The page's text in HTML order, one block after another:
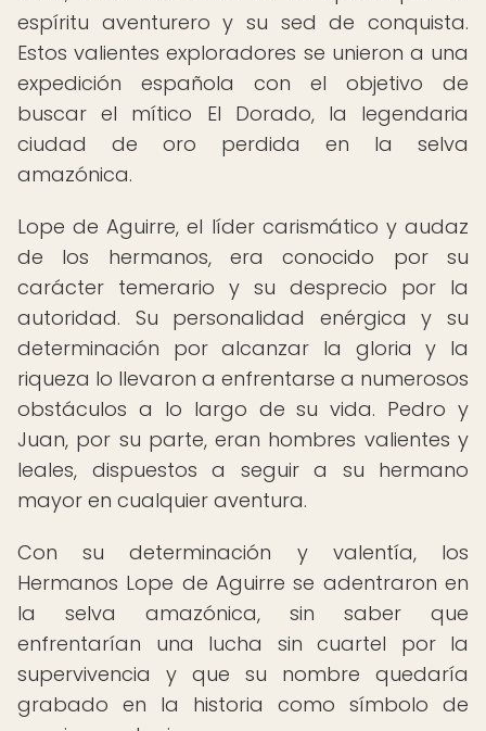
espíritu aventurero y su sed de conquista.
Estos valientes exploradores se unieron a una
expedición española con el objetivo de
buscar el mítico El Dorado, la legendaria
ciudad de oro perdida en la selva
amazónica.
Lope de Aguirre, el líder carismático y audaz
de los hermanos, era conocido por su
carácter temerario y su desprecio por la
autoridad. Su personalidad enérgica y su
determinación por alcanzar la gloria y la
riqueza lo llevaron a enfrentarse a numerosos
obstáculos a lo largo de su vida. Pedro y
Juan, por su parte, eran hombres valientes y
leales, dispuestos a seguir a su hermano
mayor en cualquier aventura.
Con su determinación y valentía, los
Hermanos Lope de Aguirre se adentraron en
la selva amazónica, sin saber que
enfrentarían una lucha sin cuartel por la
supervivencia y que su nombre quedaría
grabado en la historia como símbolo de